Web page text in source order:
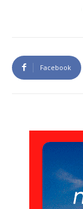
Facebook